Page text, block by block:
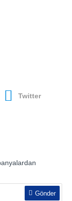
Twitter
Gönder